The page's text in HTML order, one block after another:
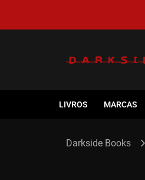
LIVROS MARCAS